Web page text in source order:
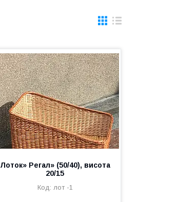
Лоток» Регал» (50/40), висота
20/15
лот -1